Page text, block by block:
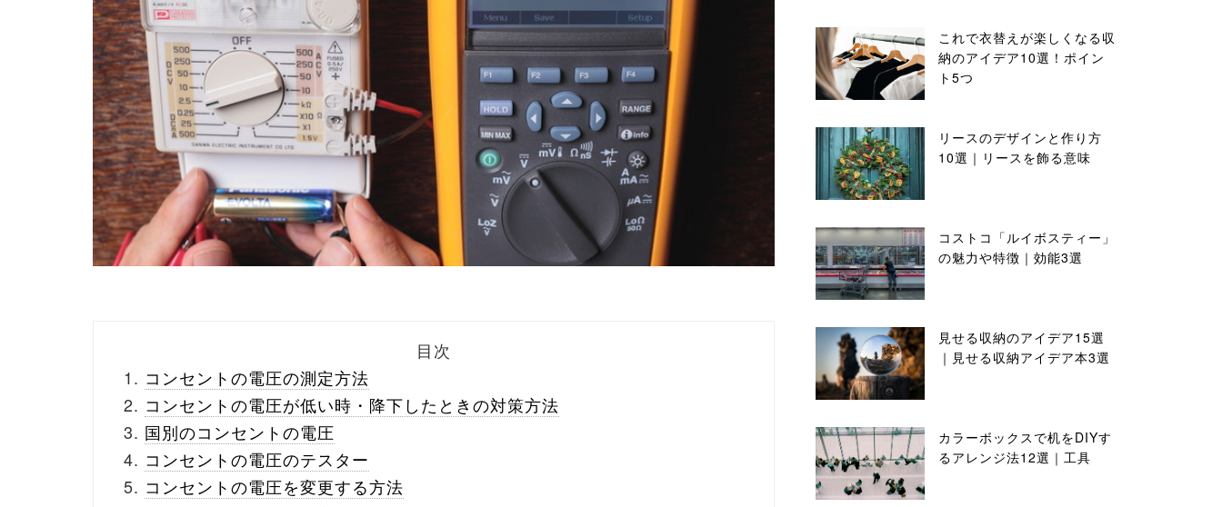
目次
コンセントの電圧の測定方法
コンセントの電圧が低い時・降下したときの対策方法
国別のコンセントの電圧
コンセントの電圧のテスター
コンセントの電圧を変更する方法
これで衣替えが楽しくなる収
納のアイデア10選！ポイン
ト5つ
リースのデザインと作り方
10選｜リースを飾る意味
コストコ「ルイボスティー」
の魅力や特徴｜効能3選
見せる収納のアイデア15選
｜見せる収納アイデア本3選
カラーボックスで机をDIYす
るアレンジ法12選｜工具